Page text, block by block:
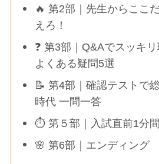
🔥 第2部｜先生からここ
えろ！
❓ 第3部｜Q&Aでスッキ
よくある疑問5選
📝 第4部｜確認テストで
時代 一問一答
⏱ 第５部｜入試直前1分
🌸 第6部｜エンディング